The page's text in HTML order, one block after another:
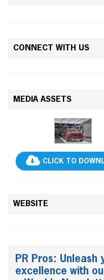
CONNECT WITH US
MEDIA ASSETS
CLICK TO
WEBSITE
PR Pros: Unleash
excellence with